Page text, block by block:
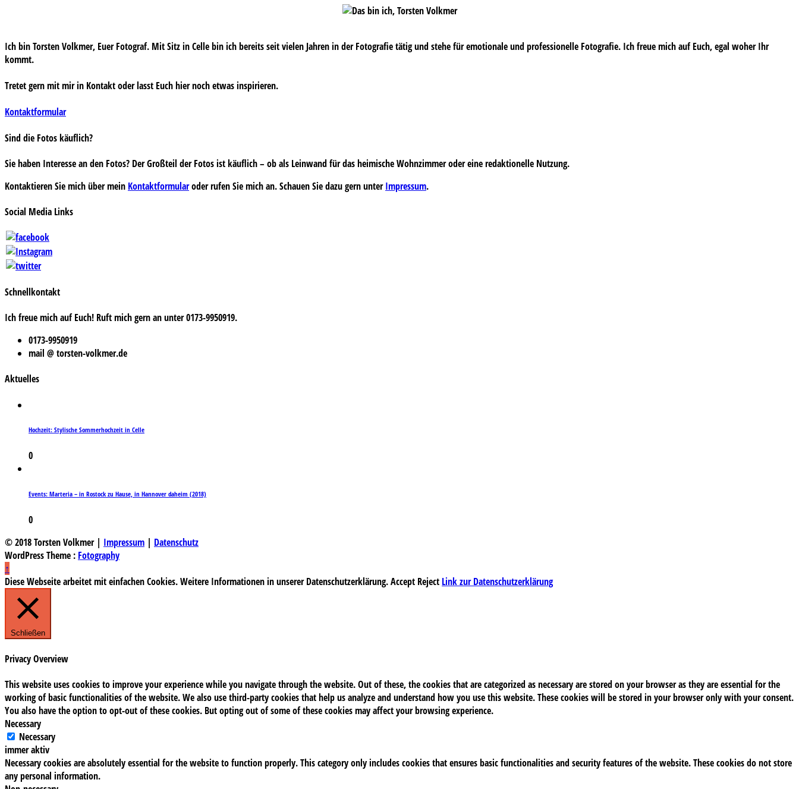
Ich bin Torsten Volkmer, Euer Fotograf. Mit Sitz in Celle bin ich bereits seit vielen Jahren in der Fotografie tätig und stehe für emotionale und professionelle Fotografie. Ich freue mich auf Euch, egal woher Ihr
kommt.
Tretet gern mit mir in Kontakt oder lasst Euch hier noch etwas inspirieren.
Kontaktformular
Sind die Fotos käuflich?
Sie haben Interesse an den Fotos? Der Großteil der Fotos ist käuflich – ob als Leinwand für das heimische Wohnzimmer oder eine redaktionelle Nutzung.
Kontaktieren Sie mich über mein Kontaktformularoder rufen Sie mich an. Schauen Sie dazu gern unterImpressum.
Social Media Links
Schnellkontakt
Ich freue mich auf Euch! Ruft mich gern an unter 0173-9950919.
0173-9950919
mail @ torsten-volkmer.de
Aktuelles
Hochzeit: Stylische Sommerhochzeit in Celle
0
Events: Marteria – in Rostock zu Hause, in Hannover daheim (2018)
0
© 2018 Torsten Volkmer | Impressum | Datenschutz
WordPress Theme : Fotography
↑
Diese Webseite arbeitet mit einfachen Cookies. Weitere Informationen in unserer Datenschutzerklärung.Accept Reject Link zur Datenschutzerklärung
Schließen
Privacy Overview
This website uses cookies to improve your experience while you navigate through the website. Out of these, the cookies that are categorized as necessary are stored on your browser as they are essential for the
working of basic functionalities of the website. We also use third-party cookies that help us analyze and understand how you use this website. These cookies will be stored in your browser only with your consent.
You also have the option to opt-out of these cookies. But opting out of some of these cookies may affect your browsing experience.
Necessary
Necessary
immer aktiv
Necessary cookies are absolutely essential for the website to function properly. This category only includes cookies that ensures basic functionalities and security features of the website. These cookies do not store
any personal information.